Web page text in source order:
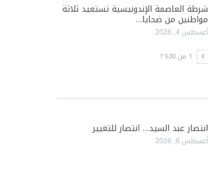
شرطة العاصمة الإندونيسية تستعيد ثلاثة
مواطنين من ضحايا…
أغسطس 4, 2026
1 من 1٬630
انتصار عبد السيد… انتصار للتغيير
أغسطس 6, 2026